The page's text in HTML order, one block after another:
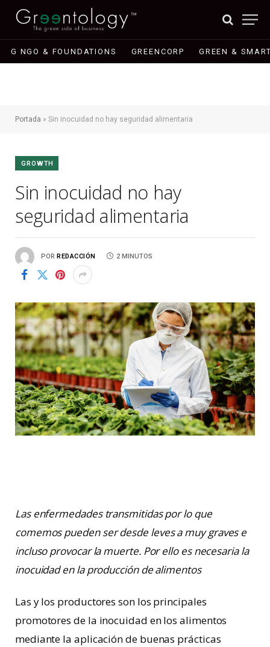
G NGO & FOUNDATIONS GREENCORP GREEN &
Portada » Sin inocuidad no hay seguridad alimentaria
GROWTH
Sin inocuidad no hay
seguridad alimentaria
POR REDACCIÓN 2 MINUTOS
Las enfermedades transmitidas por lo que
comemos pueden ser desde leves a muy graves e
incluso provocar la muerte. Por ello es necesaria la
inocuidad en la producción de alimentos
Las y los productores son los principales
promotores de la inocuidad en los alimentos
mediante la aplicación de buenas prácticas